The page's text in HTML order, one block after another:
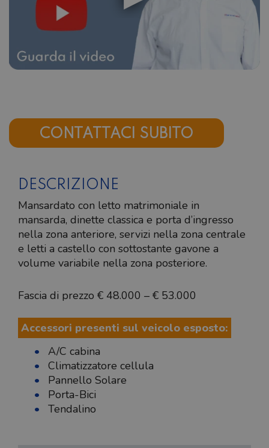
CONTATTACI SUBITO
DESCRIZIONE
Mansardato con letto matrimoniale in
mansarda, dinette classica e porta d’ingresso
nella zona anteriore, servizi nella zona centrale
e letti a castello con sottostante gavone a
volume variabile nella zona posteriore.
Fascia di prezzo € 48.000 – € 53.000
Accessori presenti sul veicolo esposto:
A/C cabina
Climatizzatore cellula
Pannello Solare
Porta-Bici
Tendalino